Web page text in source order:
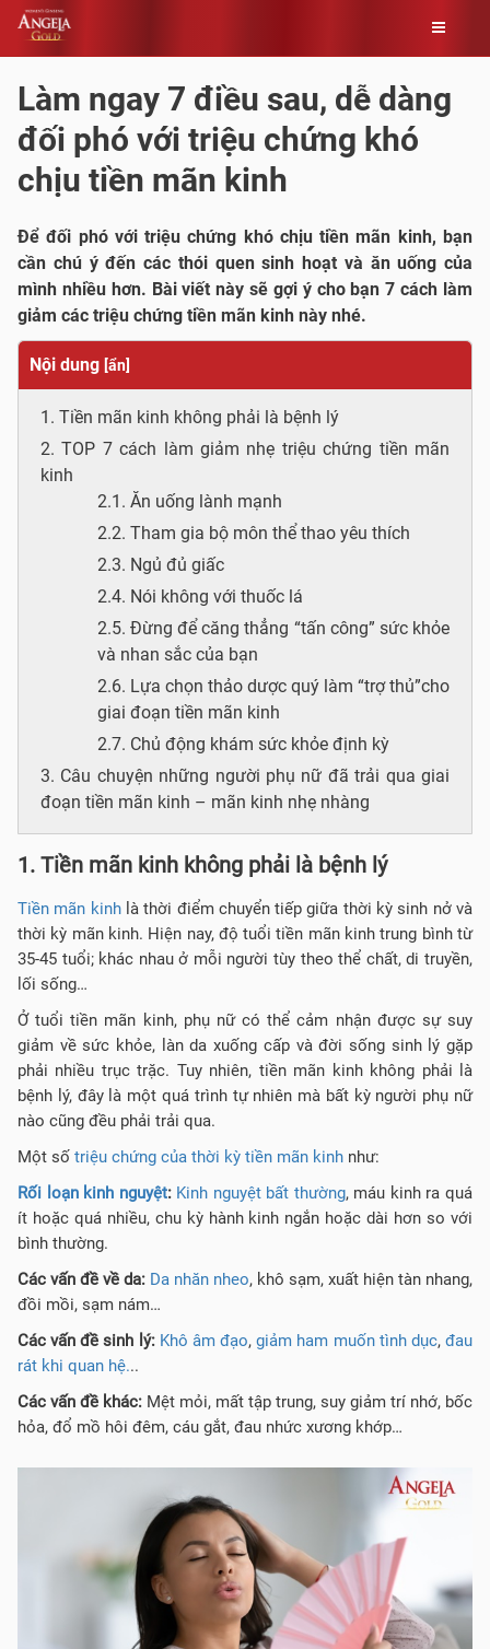
content
Làm ngay 7 điều sau, dễ dàng
đối phó với triệu chứng khó
chịu tiền mãn kinh
Để đối phó với triệu chứng khó chịu tiền mãn kinh, bạn
cần chú ý đến các thói quen sinh hoạt và ăn uống của
mình nhiều hơn. Bài viết này sẽ gợi ý cho bạn 7 cách làm
giảm các triệu chứng tiền mãn kinh này nhé.
Nội dung [ẩn]
1. Tiền mãn kinh không phải là bệnh lý
2. TOP 7 cách làm giảm nhẹ triệu chứng tiền mãn
kinh
2.1. Ăn uống lành mạnh
2.2. Tham gia bộ môn thể thao yêu thích
2.3. Ngủ đủ giấc
2.4. Nói không với thuốc lá
2.5. Đừng để căng thẳng “tấn công” sức khỏe
và nhan sắc của bạn
2.6. Lựa chọn thảo dược quý làm “trợ thủ”cho
giai đoạn tiền mãn kinh
2.7. Chủ động khám sức khỏe định kỳ
3. Câu chuyện những người phụ nữ đã trải qua giai
đoạn tiền mãn kinh – mãn kinh nhẹ nhàng
1. Tiền mãn kinh không phải là bệnh lý
Tiền mãn kinhlà thời điểm chuyển tiếp giữa thời kỳ sinh nở và
thời kỳ mãn kinh. Hiện nay, độ tuổi tiền mãn kinh trung bình từ
35-45 tuổi; khác nhau ở mỗi người tùy theo thể chất, di truyền,
lối sống…
Ở tuổi tiền mãn kinh, phụ nữ có thể cảm nhận được sự suy
giảm về sức khỏe, làn da xuống cấp và đời sống sinh lý gặp
phải nhiều trục trặc. Tuy nhiên, tiền mãn kinh không phải là
bệnh lý, đây là một quá trình tự nhiên mà bất kỳ người phụ nữ
nào cũng đều phải trải qua.
Một số triệu chứng của thời kỳ tiền mãn kinh như:
Rối loạn kinh nguyệt: Kinh nguyệt bất thường, máu kinh ra quá
ít hoặc quá nhiều, chu kỳ hành kinh ngắn hoặc dài hơn so với
bình thường.
Các vấn đề về da: Da nhăn nheo, khô sạm, xuất hiện tàn nhang,
đồi mồi, sạm nám…
Các vấn đề sinh lý:Khô âm đạo,giảm ham muốn tình dục,đau
rát khi quan hệ...
Các vấn đề khác: Mệt mỏi, mất tập trung, suy giảm trí nhớ, bốc
hỏa, đổ mồ hôi đêm, cáu gắt, đau nhức xương khớp…